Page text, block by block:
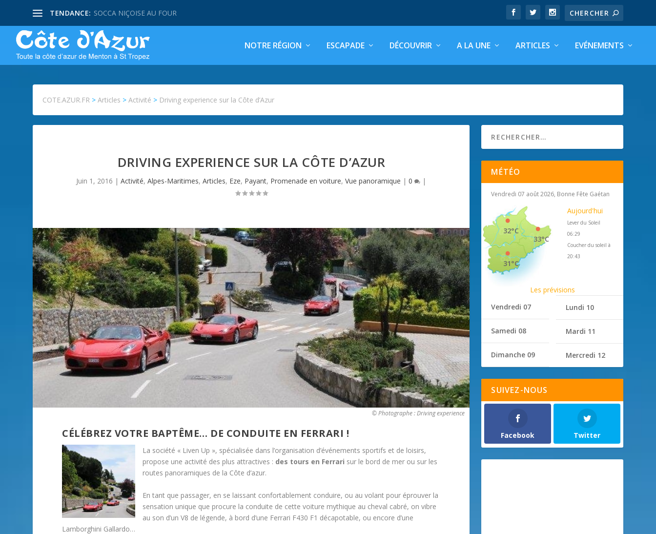
TENDANCE: SOCCA NIÇOISE AU FOUR
NOTRE RÉGION ESCAPADE DÉCOUVRIR A LA UNE ARTICLES EVÉNEMENTS
COTE.AZUR.FR >Articles >Activité > Driving experience sur la Côte d’Azur
DRIVING EXPERIENCE SUR LA CÔTE D’AZUR
Juin 1, 2016 |Activité,Alpes-Maritimes,Articles, Eze, Payant, Promenade en voiture,Vue panoramique |0 |
© Photographe : Driving experience
CÉLÉBREZ VOTRE BAPTÊME… DE CONDUITE EN FERRARI !
La société « Liven Up », spécialisée dans l’organisation d’événements sportifs et de loisirs,
propose une activité des plus attractives : des tours en Ferrari sur le bord de mer ou sur les
routes panoramiques de la Côte d’azur.
En tant que passager, en se laissant confortablement conduire, ou au volant pour éprouver la
sensation unique que procure la conduite de cette voiture mythique au cheval cabré, on vibre
au son d’un V8 de légende, à bord d’une Ferrari F430 F1 décapotable, ou encore d’une
Lamborghini Gallardo…
MÉTÉO
Vendredi 07 août 2026, Bonne Fête Gaétan
33°C
32°C
31°C
Aujourd'hui
Lever du Soleil
06:29
Coucher du soleil à
20:43
Les prévisions
Vendredi 07
Samedi 08
Dimanche 09
Lundi 10
Mardi 11
Mercredi 12
SUIVEZ-NOUS
Facebook Twitter